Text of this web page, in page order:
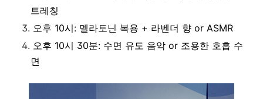
트레칭
오후 10시: 멜라토닌 복용 + 라벤더 향 or ASMR
오후 10시 30분: 수면 유도 음악 or 조용한 호흡 수
면